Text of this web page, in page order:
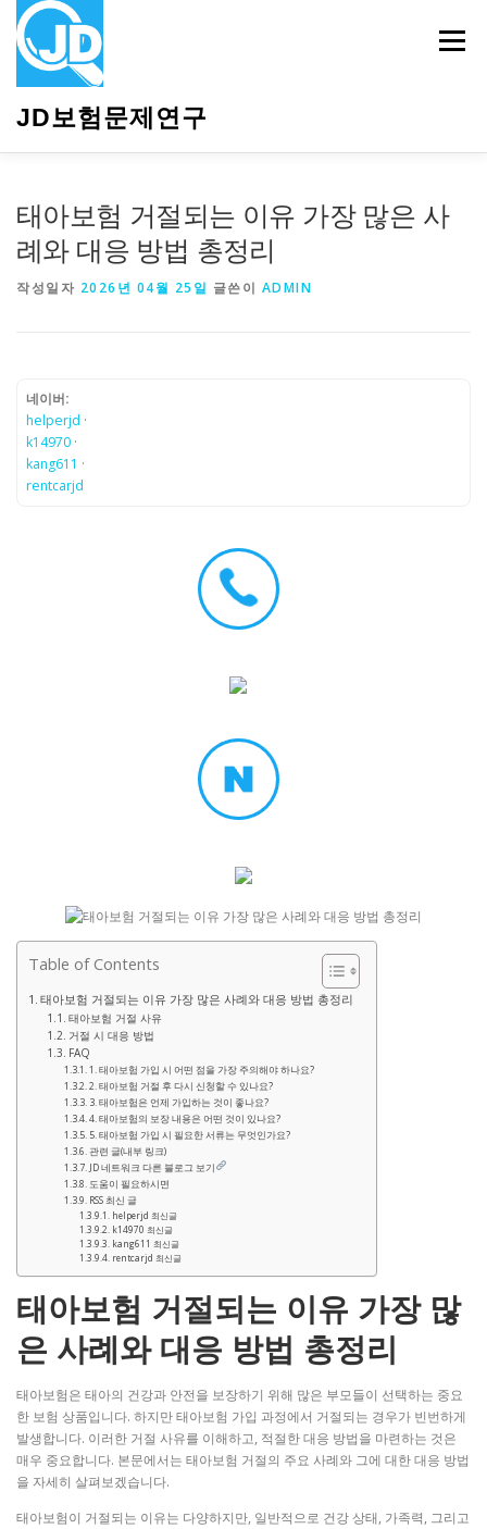
JD보험문제연구
메뉴
태아보험 거절되는 이유 가장 많은 사
례와 대응 방법 총정리
작성일자 2026년 04월 25일 글쓴이 ADMIN
네이버:
helperjd ·
k14970 ·
kang611 ·
rentcarjd
Table of Contents
태아보험 거절되는 이유 가장 많은 사례와 대응 방법 총정리
태아보험 거절 사유
거절 시 대응 방법
FAQ
1. 태아보험 가입 시 어떤 점을 가장 주의해야 하나요?
2. 태아보험 거절 후 다시 신청할 수 있나요?
3. 태아보험은 언제 가입하는 것이 좋나요?
4. 태아보험의 보장 내용은 어떤 것이 있나요?
5. 태아보험 가입 시 필요한 서류는 무엇인가요?
관련 글(내부 링크)
JD 네트워크 다른 블로그 보기
도움이 필요하시면
RSS 최신 글
helperjd 최신글
k14970 최신글
kang611 최신글
rentcarjd 최신글
태아보험 거절되는 이유 가장 많
은 사례와 대응 방법 총정리
태아보험은 태아의 건강과 안전을 보장하기 위해 많은 부모들이 선택하는 중요
한 보험 상품입니다. 하지만 태아보험 가입 과정에서 거절되는 경우가 빈번하게
발생합니다. 이러한 거절 사유를 이해하고, 적절한 대응 방법을 마련하는 것은
매우 중요합니다. 본문에서는 태아보험 거절의 주요 사례와 그에 대한 대응 방법
을 자세히 살펴보겠습니다.
태아보험이 거절되는 이유는 다양하지만, 일반적으로 건강 상태, 가족력, 그리고